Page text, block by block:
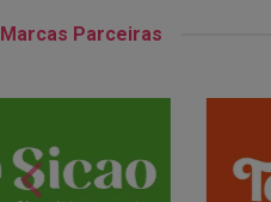
Marcas Parceiras